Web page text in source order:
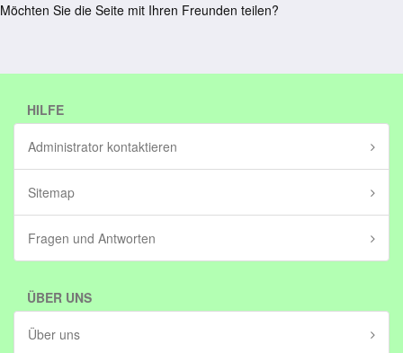
Möchten Sie die Seite mit Ihren Freunden teilen?
HILFE
Administrator kontaktieren
Sitemap
Fragen und Antworten
ÜBER UNS
Über uns